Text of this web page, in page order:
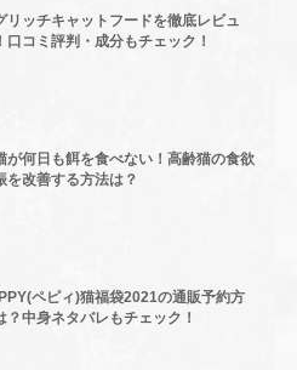
リッチキャットフードを徹底レビュ
口コミ評判・成分もチェック！
が何日も餌を食べない！高齢猫の食欲
を改善する方法は？
ペピィ)猫福袋2021の通販予約方
？中身ネタバレもチェック！